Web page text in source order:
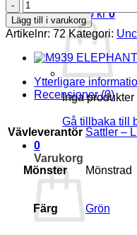
Varukorg /0kr 0
Inga
Gå tillbaka till
0
Varukorg
338627
mängd
Lägg till i varukorg
Artikelnr: 72 Kategori:
Ytterligare
Recensioner (0)
Vävleverantör Sattler –
Mönster Mönstrad
Färg Grön